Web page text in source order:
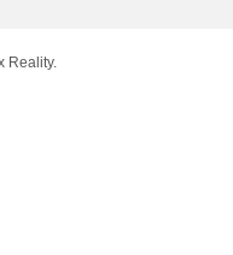
Reality.